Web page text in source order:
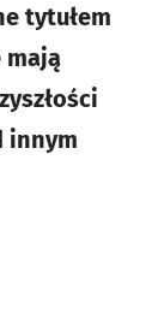
tytułem
mają
innym